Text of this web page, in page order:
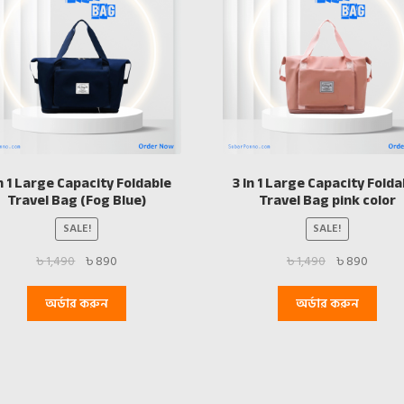
1 Large Capacity Foldable
Travel Bag (Fog Blue)
SALE!
৳1,490 Original
was:
৳ 1,490.
৳890
৳ 890.
অর্ডার করুন
3 In 1 Large Capacity
Travel Bag pink color
SALE!
৳1,490 Original
was:
৳ 1,490.
৳890Current
৳ 890.
অর্ডার করুন